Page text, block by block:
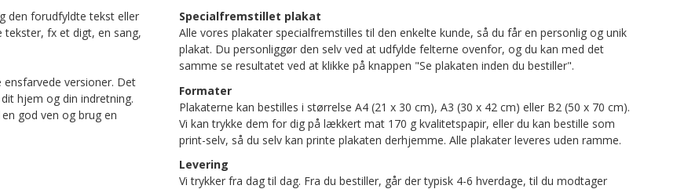
den forudfyldte tekst eller
tekster, fx et digt, en sang,
versioner. Det
hjem og din indretning.
god ven og brug en
Specialfremstillet plakat
Alle vores plakater specialfremstilles til den enkelte kunde, så du får en personlig og unik
plakat. Du personliggør den selv ved at udfylde felterne ovenfor, og du kan med det
samme se resultatet ved at klikke på knappen "Se plakaten inden du bestiller".
Formater
Plakaterne kan bestilles i størrelse A4 (21 x 30 cm), A3 (30 x 42 cm) eller B2 (50 x 70 cm).
Vi kan trykke dem for dig på lækkert mat 170 g kvalitetspapir, eller du kan bestille som
print-selv, så du selv kan printe plakaten derhjemme. Alle plakater leveres uden ramme.
Levering
Vi trykker fra dag til dag. Fra du bestiller, går der typisk 4-6 hverdage, til du modtager